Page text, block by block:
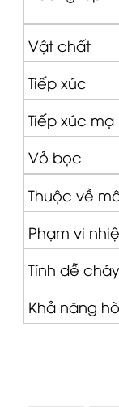
Vật chất
Tiếp xúc
Tiếp xúc mạ
Vỏ bọc
Thuộc về
Phạm vi
Tính dễ cháy
Khả năng